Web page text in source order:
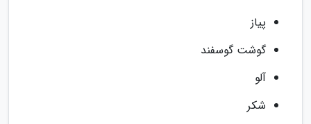
پیاز
گوشت گوسفند
آلو
شکر